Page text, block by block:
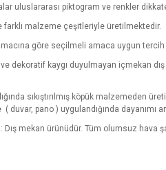
uluslararası piktogram ve renkler
farklı malzeme çeşitleriyle üretilmektedir.
göre seçilmeli amaca uygun
dekoratif kaygı duyulmayan içmekan
sıkıştırılmış köpük malzemeden
( duvar, pano ) uygulandığında
mekan ürünüdür. Tüm olumsuz hava